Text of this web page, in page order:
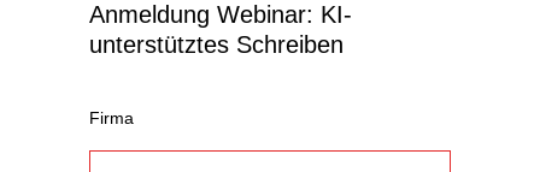
Anmeldung Webinar: KI-
unterstütztes Schreiben
Firma